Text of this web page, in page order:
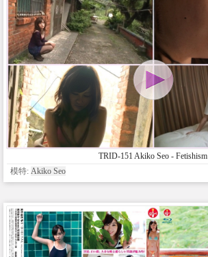
TRID-151 Akiko Seo - Fetishism
模特: Akiko Seo